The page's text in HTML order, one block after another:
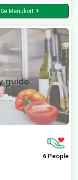
Se Menukort
6 People